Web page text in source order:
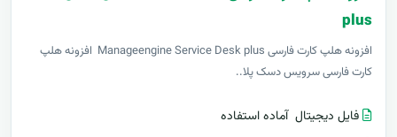
plus
افزونه هلپ کارت فارسی Manageengine Service Desk plus افزونه هلپ
کارت فارسی سرویس دسک پلا..
فایل دیجیتال آماده استفاده